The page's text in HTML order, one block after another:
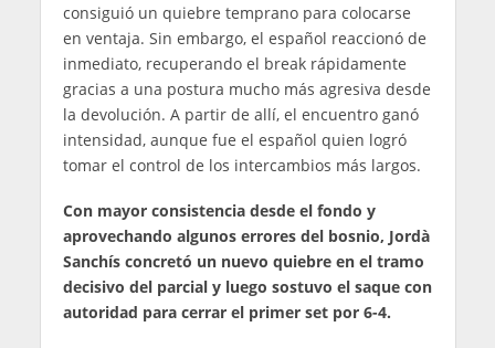
consiguió un quiebre temprano para colocarse
en ventaja. Sin embargo, el español reaccionó de
inmediato, recuperando el break rápidamente
gracias a una postura mucho más agresiva desde
la devolución. A partir de allí, el encuentro ganó
intensidad, aunque fue el español quien logró
tomar el control de los intercambios más largos.
Con mayor consistencia desde el fondo y
aprovechando algunos errores del bosnio, Jordà
Sanchís concretó un nuevo quiebre en el tramo
decisivo del parcial y luego sostuvo el saque con
autoridad para cerrar el primer set por 6-4.